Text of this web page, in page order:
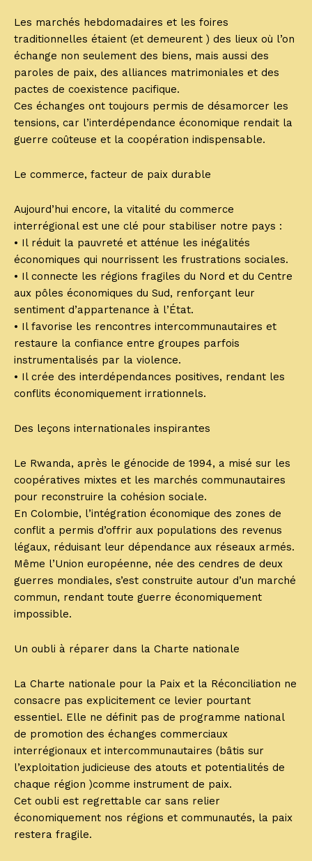
Les marchés hebdomadaires et les foires
traditionnelles étaient (et demeurent ) des lieux où l’on
échange non seulement des biens, mais aussi des
paroles de paix, des alliances matrimoniales et des
pactes de coexistence pacifique.
Ces échanges ont toujours permis de désamorcer les
tensions, car l’interdépendance économique rendait la
guerre coûteuse et la coopération indispensable.
Le commerce, facteur de paix durable
Aujourd’hui encore, la vitalité du commerce
interrégional est une clé pour stabiliser notre pays :
• Il réduit la pauvreté et atténue les inégalités
économiques qui nourrissent les frustrations sociales.
• Il connecte les régions fragiles du Nord et du Centre
aux pôles économiques du Sud, renforçant leur
sentiment d’appartenance à l’État.
• Il favorise les rencontres intercommunautaires et
restaure la confiance entre groupes parfois
instrumentalisés par la violence.
• Il crée des interdépendances positives, rendant les
conflits économiquement irrationnels.
Des leçons internationales inspirantes
Le Rwanda, après le génocide de 1994, a misé sur les
coopératives mixtes et les marchés communautaires
pour reconstruire la cohésion sociale.
En Colombie, l’intégration économique des zones de
conflit a permis d’offrir aux populations des revenus
légaux, réduisant leur dépendance aux réseaux armés.
Même l’Union européenne, née des cendres de deux
guerres mondiales, s’est construite autour d’un marché
commun, rendant toute guerre économiquement
impossible.
Un oubli à réparer dans la Charte nationale
La Charte nationale pour la Paix et la Réconciliation ne
consacre pas explicitement ce levier pourtant
essentiel. Elle ne définit pas de programme national
de promotion des échanges commerciaux
interrégionaux et intercommunautaires (bâtis sur
l’exploitation judicieuse des atouts et potentialités de
chaque région )comme instrument de paix.
Cet oubli est regrettable car sans relier
économiquement nos régions et communautés, la paix
restera fragile.